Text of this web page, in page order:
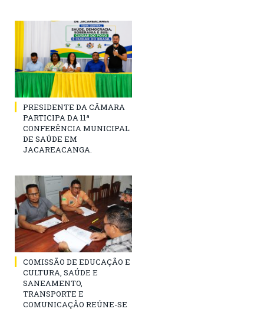
PRESIDENTE DA CÂMARA
PARTICIPA DA 11ª
CONFERÊNCIA MUNICIPAL
DE SAÚDE EM
JACAREACANGA.
COMISSÃO DE EDUCAÇÃO E
CULTURA, SAÚDE E
SANEAMENTO,
TRANSPORTE E
COMUNICAÇÃO REÚNE-SE